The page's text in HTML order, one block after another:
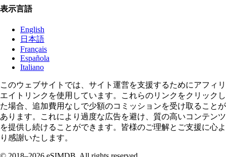
表示言語
English
日本語
Français
Española
Italiano
このウェブサイトでは、サイト運営を支援するためにアフィリ
エイトリンクを使用しています。これらのリンクをクリックし
た場合、追加費用なしで少額のコミッションを受け取ることが
あります。これにより過度な広告を避け、質の高いコンテンツ
を提供し続けることができます。皆様のご理解とご支援に心よ
り感謝いたします。